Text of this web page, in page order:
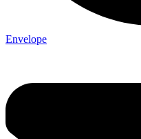
Envelope